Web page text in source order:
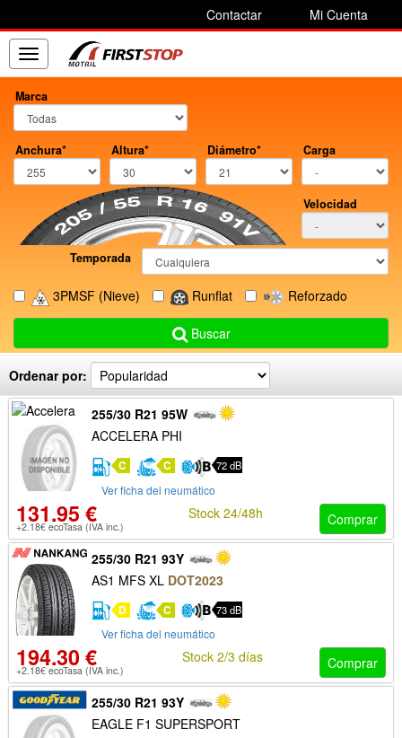
Contactar Mi Cuenta
Toggle
navigation
Marca
Anchura* Altura* Diámetro* Carga
Velocidad
Temporada
3PMSF (Nieve) Runflat Reforzado
Buscar
Ordenar por:
255/30 R21 95W
ACCELERA PHI
C C 72 dB
Ver ficha del neumático
131.95 €
+2.18€ ecoTasa (IVA inc.) Comprar
Stock 24/48h
255/30 R21 93Y
AS1 MFS XL DOT2023
D C 73 dB
Ver ficha del neumático
194.30 €
+2.18€ ecoTasa (IVA inc.) Comprar
Stock 2/3 días
255/30 R21 93Y
EAGLE F1 SUPERSPORT